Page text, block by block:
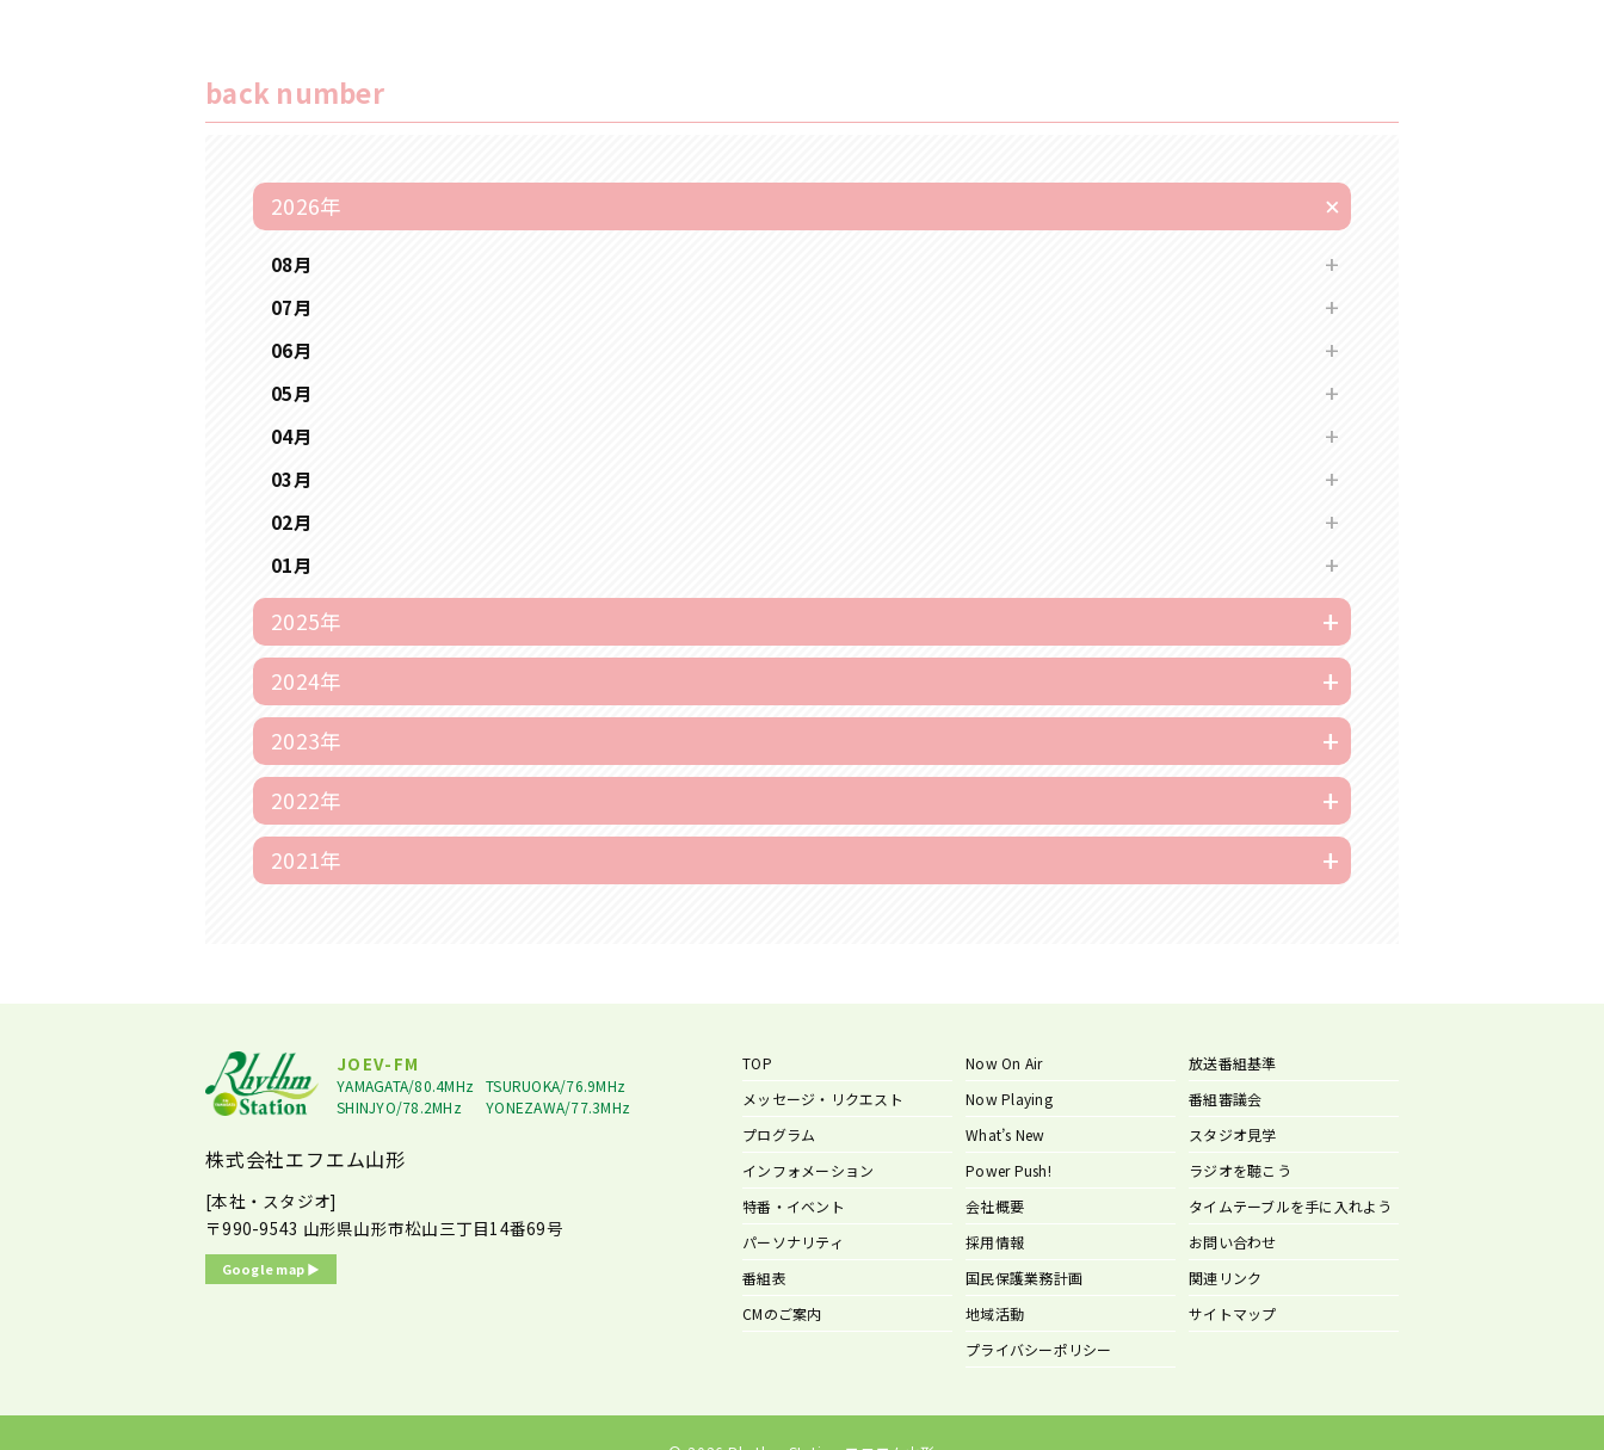
back number
2026年
08月
07月
06月
05月
04月
03月
02月
01月
2025年
2024年
2023年
2022年
2021年
JOEV-FM
YAMAGATA/80.4MHz
TSURUOKA/76.9MHz
SHINJYO/78.2MHz
YONEZAWA/77.3MHz
株式会社エフエム山形
[本社・スタジオ]
〒990-9543 山形県山形市松山三丁目14番69号
Google map ▶︎
TOP
メッセージ・リクエスト
プログラム
インフォメーション
特番・イベント
パーソナリティ
番組表
CMのご案内
Now On Air
Now Playing
What’s New
Power Push!
会社概要
採用情報
国民保護業務計画
地域活動
プライバシーポリシー
放送番組基準
番組審議会
スタジオ見学
ラジオを聴こう
タイムテーブルを手に入れよう
お問い合わせ
関連リンク
サイトマップ